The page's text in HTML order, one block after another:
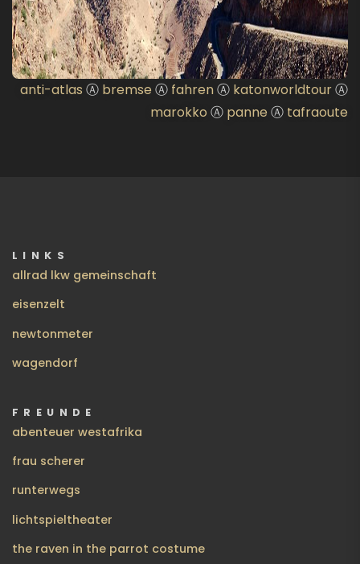
anti-atlas Ⓐ bremse Ⓐ fahrenⒶ katonworldtourⒶ
marokko Ⓐ panne Ⓐ tafraoute
LINKS
allrad lkw gemeinschaft
eisenzelt
newtonmeter
wagendorf
FREUNDE
abenteuer westafrika
frau scherer
runterwegs
lichtspieltheater
the raven in the parrot costume